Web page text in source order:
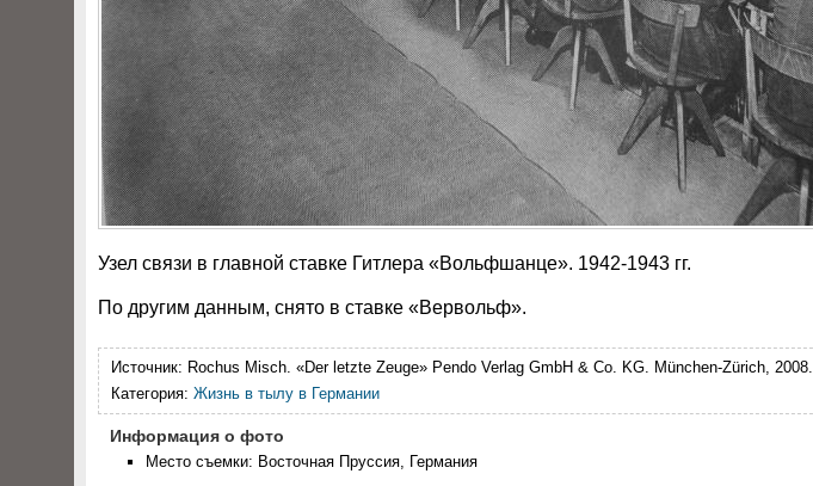
Узел связи в главной ставке Гитлера «Вольфшанце». 1942-1943 гг.
По другим данным, снято в ставке «Вервольф».
Источник: Rochus Misch. «Der letzte Zeuge» Pendo Verlag GmbH & Co. KG. München-Zürich, 2008.
Категория: Жизнь в тылу в Германии
Информация о фото
Место съемки: Восточная Пруссия, Германия